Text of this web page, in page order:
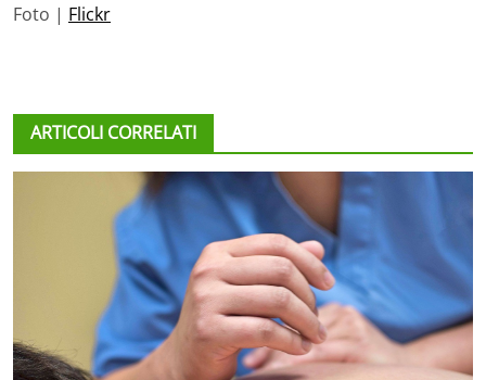
Foto | Flickr
ARTICOLI CORRELATI